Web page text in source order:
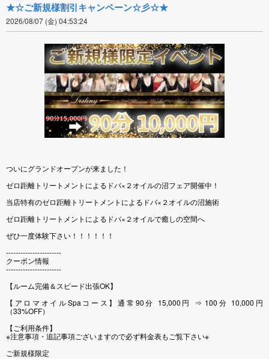
★☆ご新規様割引キャンペーン☆彡☆★
2026/08/07 (金) 04:53:24
ついにグランドオープンが来ました！
ゼロ距離トリートメントによるドバ×２オイルの沼フェア開催中！
当店特有のゼロ距離トリートメントによるドバ×２オイルの沼施術
ゼロ距離トリートメントによるドバ×２オイルで癒しの空間へ
ぜひ一度体験下さい！！！！！！
-----------------------
クーポン情報
-----------------------
【ルーム完備＆スピード出張OK】
【アロマオイルSpaコース】通常90分 15,000円 ⇒ 100分 10,000円
（33%OFF）
【ご利用条件】
※注意事項・追記事項ございますので必ず料金表もご覧下さい※
ご新規様限定